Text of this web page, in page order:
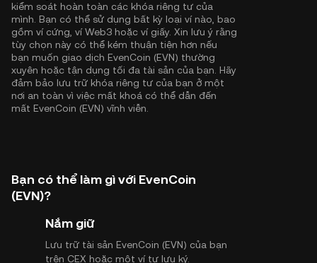
kiểm soát hoàn toàn các khóa riêng tư của
mình. Bạn có thể sử dụng bất kỳ loại ví nào, bao
gồm ví cứng, ví Web3 hoặc ví giấy. Xin lưu ý rằng
tùy chọn này có thể kém thuận tiện hơn nếu
bạn muốn giao dịch EvenCoin (EVN) thường
xuyên hoặc tận dụng tối đa tài sản của bạn. Hãy
đảm bảo lưu trữ khóa riêng tư của bạn ở một
nơi an toàn vì việc mất khoá có thể dẫn đến
mất EvenCoin (EVN) vĩnh viễn.
Bạn có thể làm gì với EvenCoin
(EVN)?
Nắm giữ
Lưu trữ tài sản EvenCoin (EVN) của bạn
trên CEX hoặc một ví tự lưu ký.